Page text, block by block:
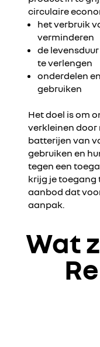
circulaire
het verbruik
verminderen
de
te verlengen
onderdelen
gebruiken
Het doel is om
verkleinen door
batterijen van
gebruiken en
tegen een
krijg je toegang
aanbod dat
aanpak.
Wat